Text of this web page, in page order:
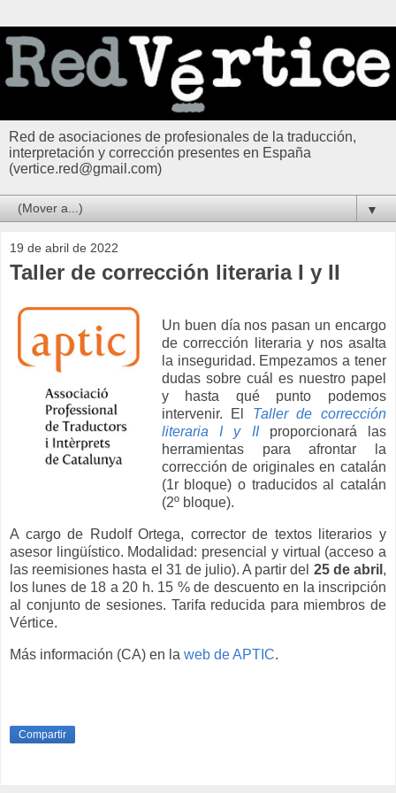
Red de asociaciones de profesionales de la traducción,
interpretación y corrección presentes en España
(vertice.red@gmail.com)
▼
19 de abril de 2022
Taller de corrección literaria I y II
Un buen día nos pasan un encargo
de corrección literaria y nos asalta
la inseguridad. Empezamos a tener
dudas sobre cuál es nuestro papel
y hasta qué punto podemos
intervenir. El Taller de corrección
literaria I y IIproporcionará las
herramientas para afrontar la
corrección de originales en catalán
(1r bloque) o traducidos al catalán
(2º bloque).
A cargo de Rudolf Ortega, corrector de textos literarios y
asesor lingüístico. Modalidad: presencial y virtual (acceso a
las reemisiones hasta el 31 de julio). A partir del 25 de abril ,
los lunes de 18 a 20 h. 15 % de descuento en la inscripción
al conjunto de sesiones. Tarifa reducida para miembros de
Vértice.
Más información (CA) en la web de APTIC.
Compartir